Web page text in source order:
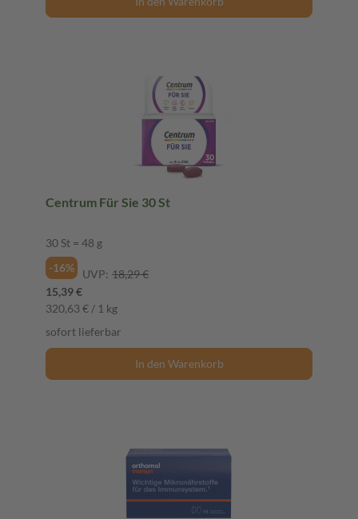
Centrum Für Sie 30 St
30 St = 48 g
-16%
UVP: 18,29 €
15,39 €
320,63 € / 1 kg
sofort lieferbar
In den Warenkorb